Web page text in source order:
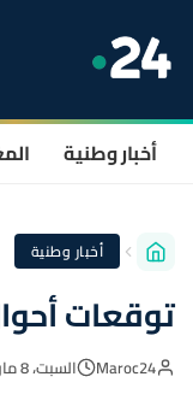
أخبار وطنية
أخبار وطنية
توقعات
Maroc24 السبت، 8 مارس 2025 - 08:00